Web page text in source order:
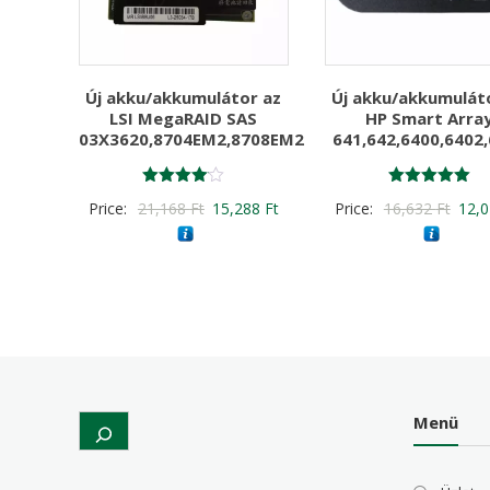
Új akku/akkumulátor az
LSI MegaRAID SAS
03X3620,8704EM2,8708EM2
4.00
/ 5
Price: 21,168Ft Original
15,288 FtCurrent
Új akku/
HP Smart
5.00
/ 5
Price: 16,632Ft
Search Menü